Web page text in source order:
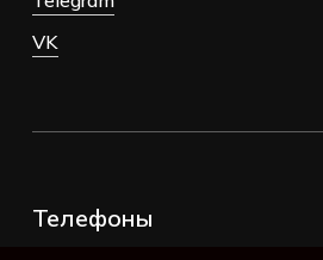
VK
Телефоны